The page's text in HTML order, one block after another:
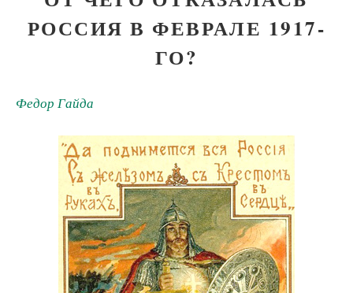
РОССИЯ В ФЕВРАЛЕ 1917-
ГО?
Федор Гайда